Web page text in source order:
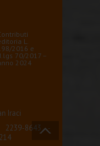
L.
2016 e
70/2017 –
2024
Iraci
2239-8643 -